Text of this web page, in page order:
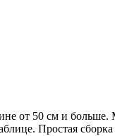
от 50 см и больше.
Простая